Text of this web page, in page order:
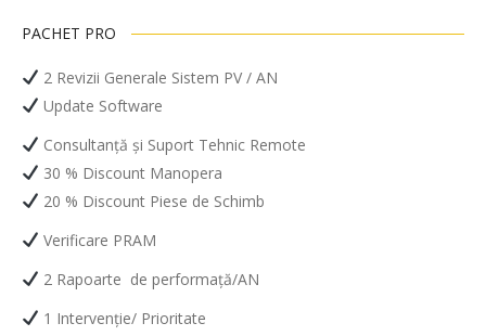
PACHET PRO
2 Revizii Generale Sistem PV / AN
Update Software
Consultanță și Suport Tehnic Remote
30 % Discount Manopera
20 % Discount Piese de Schimb
Verificare PRAM
2 Rapoarte de performață/AN
1 Intervenție/ Prioritate